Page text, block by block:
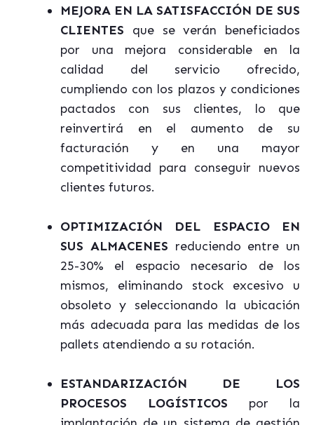
MEJORA EN LA SATISFACCIÓN DE SUS
CLIENTES que se verán beneficiados
por una mejora considerable en la
calidad del servicio ofrecido,
cumpliendo con los plazos y condiciones
pactados con sus clientes, lo que
reinvertirá en el aumento de su
facturación y en una mayor
competitividad para conseguir nuevos
clientes futuros.
OPTIMIZACIÓN DEL ESPACIO EN
SUS ALMACENES reduciendo entre un
25-30% el espacio necesario de los
mismos, eliminando stock excesivo u
obsoleto y seleccionando la ubicación
más adecuada para las medidas de los
pallets atendiendo a su rotación.
ESTANDARIZACIÓN DE LOS
PROCESOS LOGÍSTICOS por la